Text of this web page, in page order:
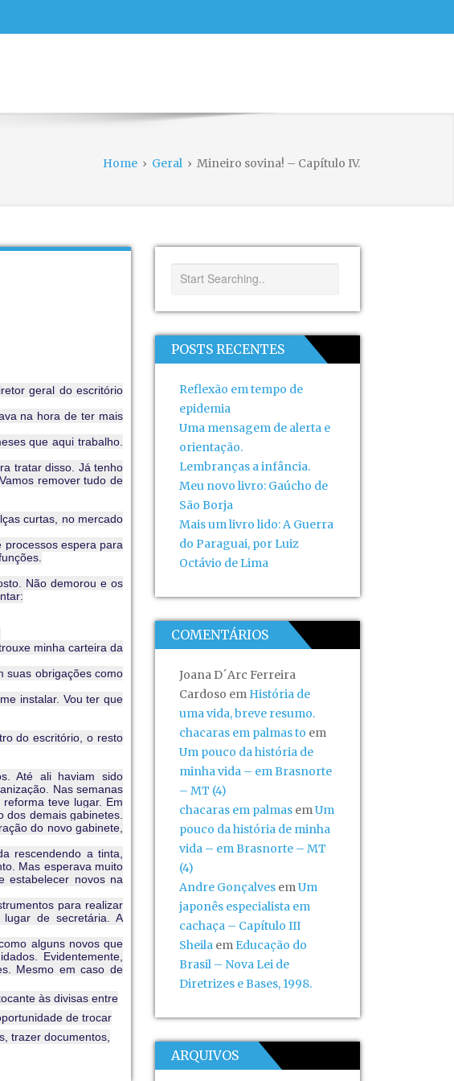
Home › Geral › Mineiro sovina! – Capítulo IV.
geral do escritório
na hora de ter mais
que aqui trabalho.
tratar disso. Já tenho
remover tudo de
curtas, no mercado
espera para
Não demorou e os
minha carteira da
obrigações como
instalar. Vou ter que
do escritório, o resto
Até ali haviam sido
Nas semanas
teve lugar. Em
demais gabinetes.
do novo gabinete,
rescendendo a tinta,
Mas esperava muito
estabelecer novos na
para realizar
de secretária. A
alguns novos que
Evidentemente,
Mesmo em caso de
às divisas entre
de trocar
trazer documentos,
POSTS RECENTES
Reflexão em tempo de
epidemia
Uma mensagem de alerta e
orientação.
Lembranças a infância.
Meu novo livro: Gaúcho de
São Borja
Mais um livro lido: A Guerra
do Paraguai, por Luiz
Octávio de Lima
COMENTÁRIOS
Joana D´Arc Ferreira
Cardoso em História de
uma vida, breve resumo.
chacaras em palmas to em
Um pouco da história de
minha vida – em Brasnorte
– MT (4)
chacaras em palmas emUm
pouco da história de minha
vida – em Brasnorte – MT
(4)
Andre Gonçalves emUm
japonês especialista em
cachaça – Capítulo III
Sheila em Educação do
Brasil – Nova Lei de
Diretrizes e Bases, 1998.
ARQUIVOS